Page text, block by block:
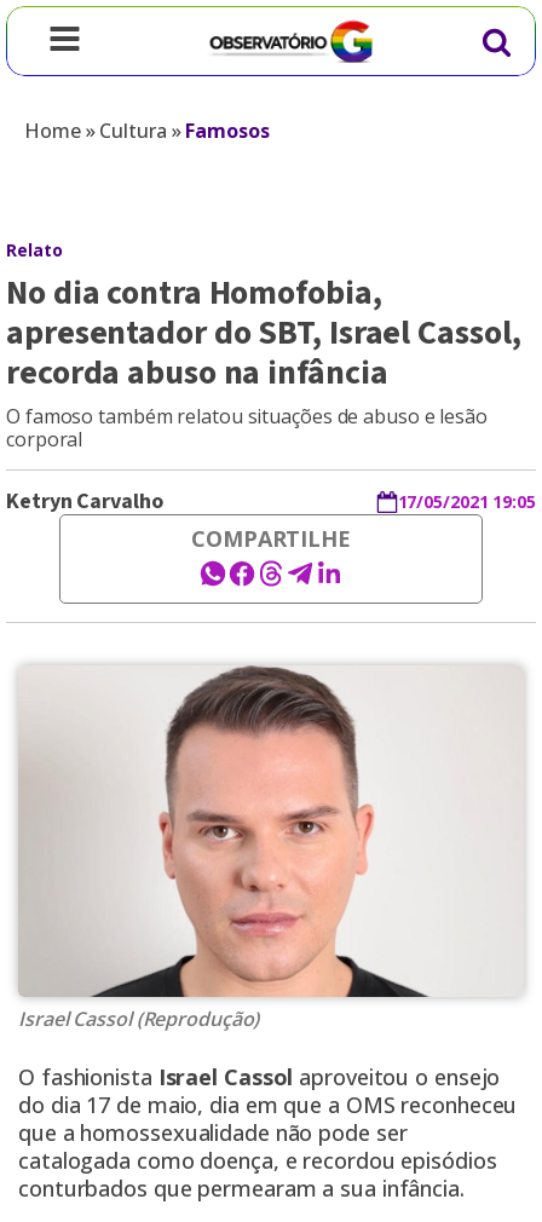
Home»Cultura »Famosos
Relato
No dia contra Homofobia,
apresentador do SBT, Israel Cassol,
recorda abuso na infância
O famoso também relatou situações de abuso e lesão
corporal
Ketryn Carvalho 17/05/2021 19:05
COMPARTILHE
Israel Cassol (Reprodução)
O fashionista Israel Cassol aproveitou o ensejo
do dia 17 de maio, dia em que a OMS reconheceu
que a homossexualidade não pode ser
catalogada como doença, e recordou episódios
conturbados que permearam a sua infância.